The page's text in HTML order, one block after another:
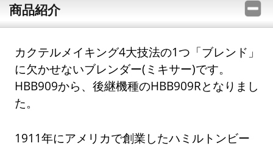
商品紹介
カクテルメイキング4大技法の1つ「ブレンド」
に欠かせないブレンダー(ミキサー)です。
HBB909から、後継機種のHBB909Rとなりまし
た。
1911年にアメリカで創業したハミルトンビー